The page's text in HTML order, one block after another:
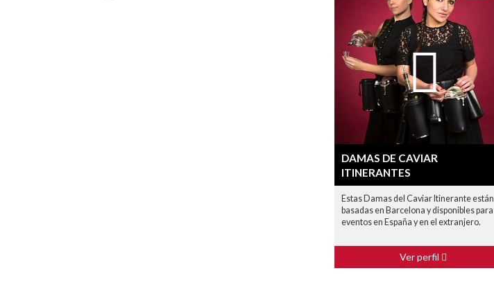
DAMAS DE CAVIAR
ITINERANTES
Estas Damas del Caviar Itinerante están
basadas en Barcelona y disponibles para
eventos en España y en el extranjero.
Ver perfil